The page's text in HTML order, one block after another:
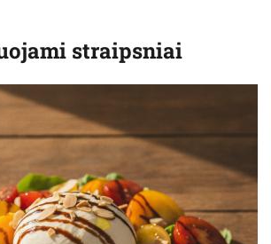
straipsniai